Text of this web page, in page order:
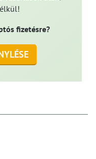
fizetésre?